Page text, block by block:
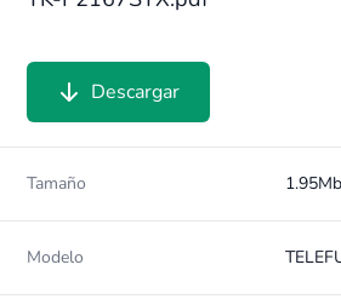
Descargar
Tamaño 1.95Mb
Modelo